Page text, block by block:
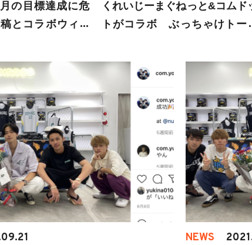
の目標達成に危
とコラボウィー
くれいじーまぐねっと&コムド
トがコラボ ぶっちゃけトー
NEWS